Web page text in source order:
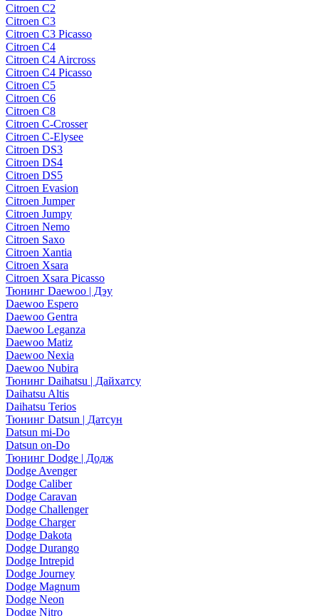
Citroen C2
Citroen C3
Citroen C3 Picasso
Citroen C4
Citroen C4 Aircross
Citroen C4 Picasso
Citroen C5
Citroen C6
Citroen C8
Citroen C-Crosser
Citroen C-Elysee
Citroen DS3
Citroen DS4
Citroen DS5
Citroen Evasion
Citroen Jumper
Citroen Jumpy
Citroen Nemo
Citroen Saxo
Citroen Xantia
Citroen Xsara
Citroen Xsara Picasso
Тюнинг Daewoo | Дэу
Daewoo Espero
Daewoo Gentra
Daewoo Leganza
Daewoo Matiz
Daewoo Nexia
Daewoo Nubira
Тюнинг Daihatsu | Дайхатсу
Daihatsu Altis
Daihatsu Terios
Тюнинг Datsun | Датсун
Datsun mi-Do
Datsun on-Do
Тюнинг Dodge | Додж
Dodge Avenger
Dodge Caliber
Dodge Caravan
Dodge Challenger
Dodge Charger
Dodge Dakota
Dodge Durango
Dodge Intrepid
Dodge Journey
Dodge Magnum
Dodge Neon
Dodge Nitro